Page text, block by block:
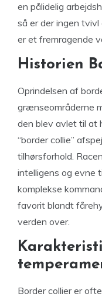
en pålidelig
så er der ingen tvivl
er et fremragende
Historien
Oprindelsen af
grænseområderne
den blev avlet til at
“border collie”
tilhørsforhold.
intelligens og evne
komplekse
favorit blandt
verden over.
Border collier er